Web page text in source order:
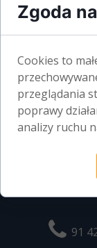
70-
7.00
91
Zgoda
Cookies to
przeglądania
poprawy
analizy ruchu